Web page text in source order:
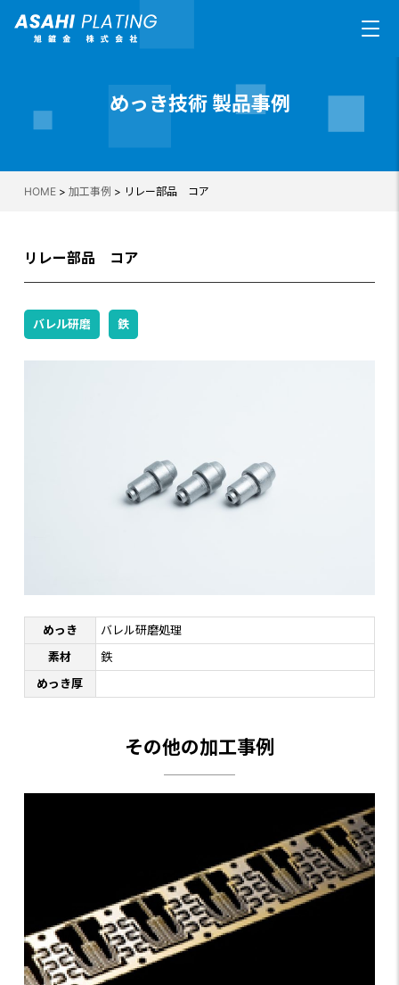
めっき技術 製品事例
HOME> 加工事例 > リレー部品 コア
リレー部品 コア
バレル研磨 鉄
めっき
バレル研磨処理
素材
鉄
めっき厚
その他の加工事例